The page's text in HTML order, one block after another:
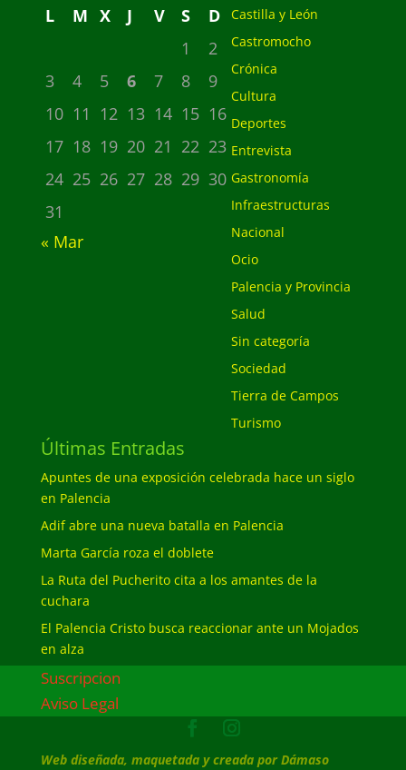
L M X J V S
D
1
2
3
4 5 6 7 8
9
10 11 12 13 14 15 16
17 18 19 20 21 22 23
24 25 26 27 28 29 30
31
« Mar
Castilla y León
Castromocho
Crónica
Cultura
Deportes
Entrevista
Gastronomía
Infraestructuras
Nacional
Ocio
Palencia y Provincia
Salud
Sin categoría
Sociedad
Tierra de Campos
Turismo
Últimas Entradas
Apuntes de una exposición celebrada hace un siglo
en Palencia
Adif abre una nueva batalla en Palencia
Marta García roza el doblete
La Ruta del Pucherito cita a los amantes de la
cuchara
El Palencia Cristo busca reaccionar ante un Mojados
en alza
Suscripcion
Aviso Legal
Web diseñada, maquetada y creada por Dámaso